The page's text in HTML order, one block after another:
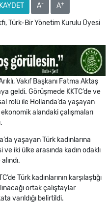
KAYDET A- A+
Türk-Bir Yönetim Kurulu Üyesi
Vakıf Başkanı Fatma Aktaş
geldi. Görüşmede KKTC’de ve
rolü ile Hollanda’da yaşayan
alandaki çalışmaları
yaşayan Türk kadınlarına
iki ülke arasında kadın odaklı
Türk kadınlarının karşılaştığı
ortak çalıştaylar
varıldığı belirtildi.